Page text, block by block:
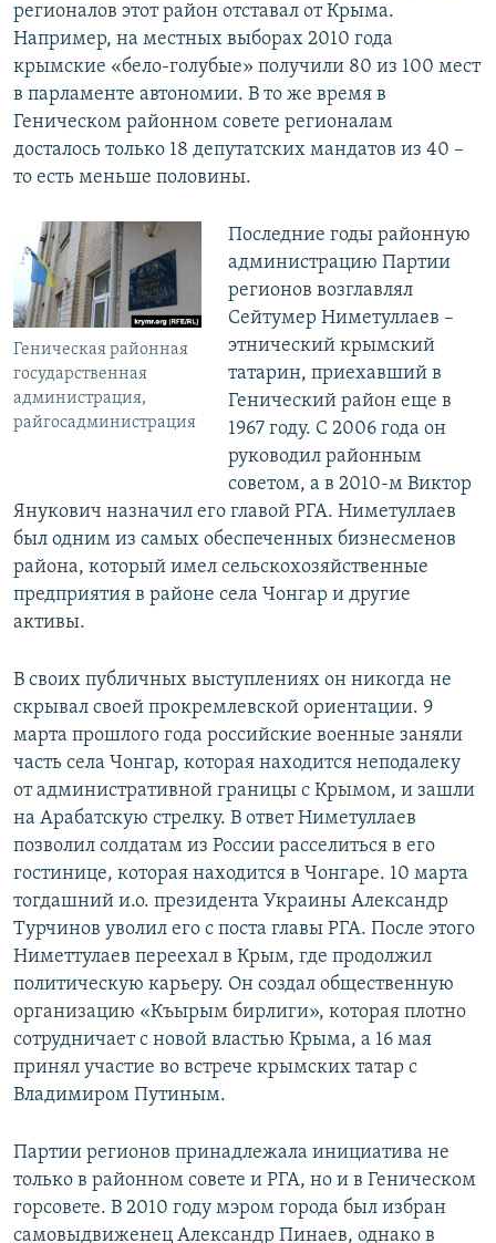
регионалов этот район отставал от Крыма.
Например, на местных выборах 2010 года
крымские «бело-голубые» получили 80 из 100 мест
в парламенте автономии. В то же время в
Геническом районном совете регионалам
досталось только 18 депутатских мандатов из 40 –
то есть меньше половины.
Геническая районная
государственная
администрация,
райгосадминистрация
Последние годы районную
администрацию Партии
регионов возглавлял
Сейтумер Ниметуллаев –
этнический крымский
татарин, приехавший в
Генический район еще в
1967 году. С 2006 года он
руководил районным
советом, а в 2010-м Виктор
Янукович назначил его главой РГА. Ниметуллаев
был одним из самых обеспеченных бизнесменов
района, который имел сельскохозяйственные
предприятия в районе села Чонгар и другие
активы.
В своих публичных выступлениях он никогда не
скрывал своей прокремлевской ориентации. 9
марта прошлого года российские военные заняли
часть села Чонгар, которая находится неподалеку
от административной границы с Крымом, и зашли
на Арабатскую стрелку. В ответ Ниметуллаев
позволил солдатам из России расселиться в его
гостинице, которая находится в Чонгаре. 10 марта
тогдашний и.о. президента Украины Александр
Турчинов уволил его с поста главы РГА. После этого
Ниметтулаев переехал в Крым, где продолжил
политическую карьеру. Он создал общественную
организацию «Къырым бирлиги», которая плотно
сотрудничает с новой властью Крыма, а 16 мая
принял участие во встрече крымских татар с
Владимиром Путиным.
Партии регионов принадлежала инициатива не
только в районном совете и РГА, но и в Геническом
горсовете. В 2010 году мэром города был избран
самовыдвиженец Александр Пинаев, однако в